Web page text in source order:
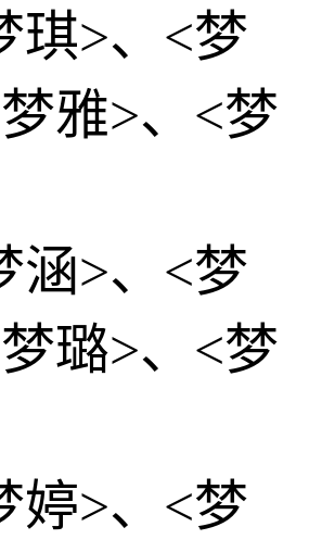
琪>、<梦
雅>、<梦
涵>、<梦
璐>、<梦
婷>、<梦